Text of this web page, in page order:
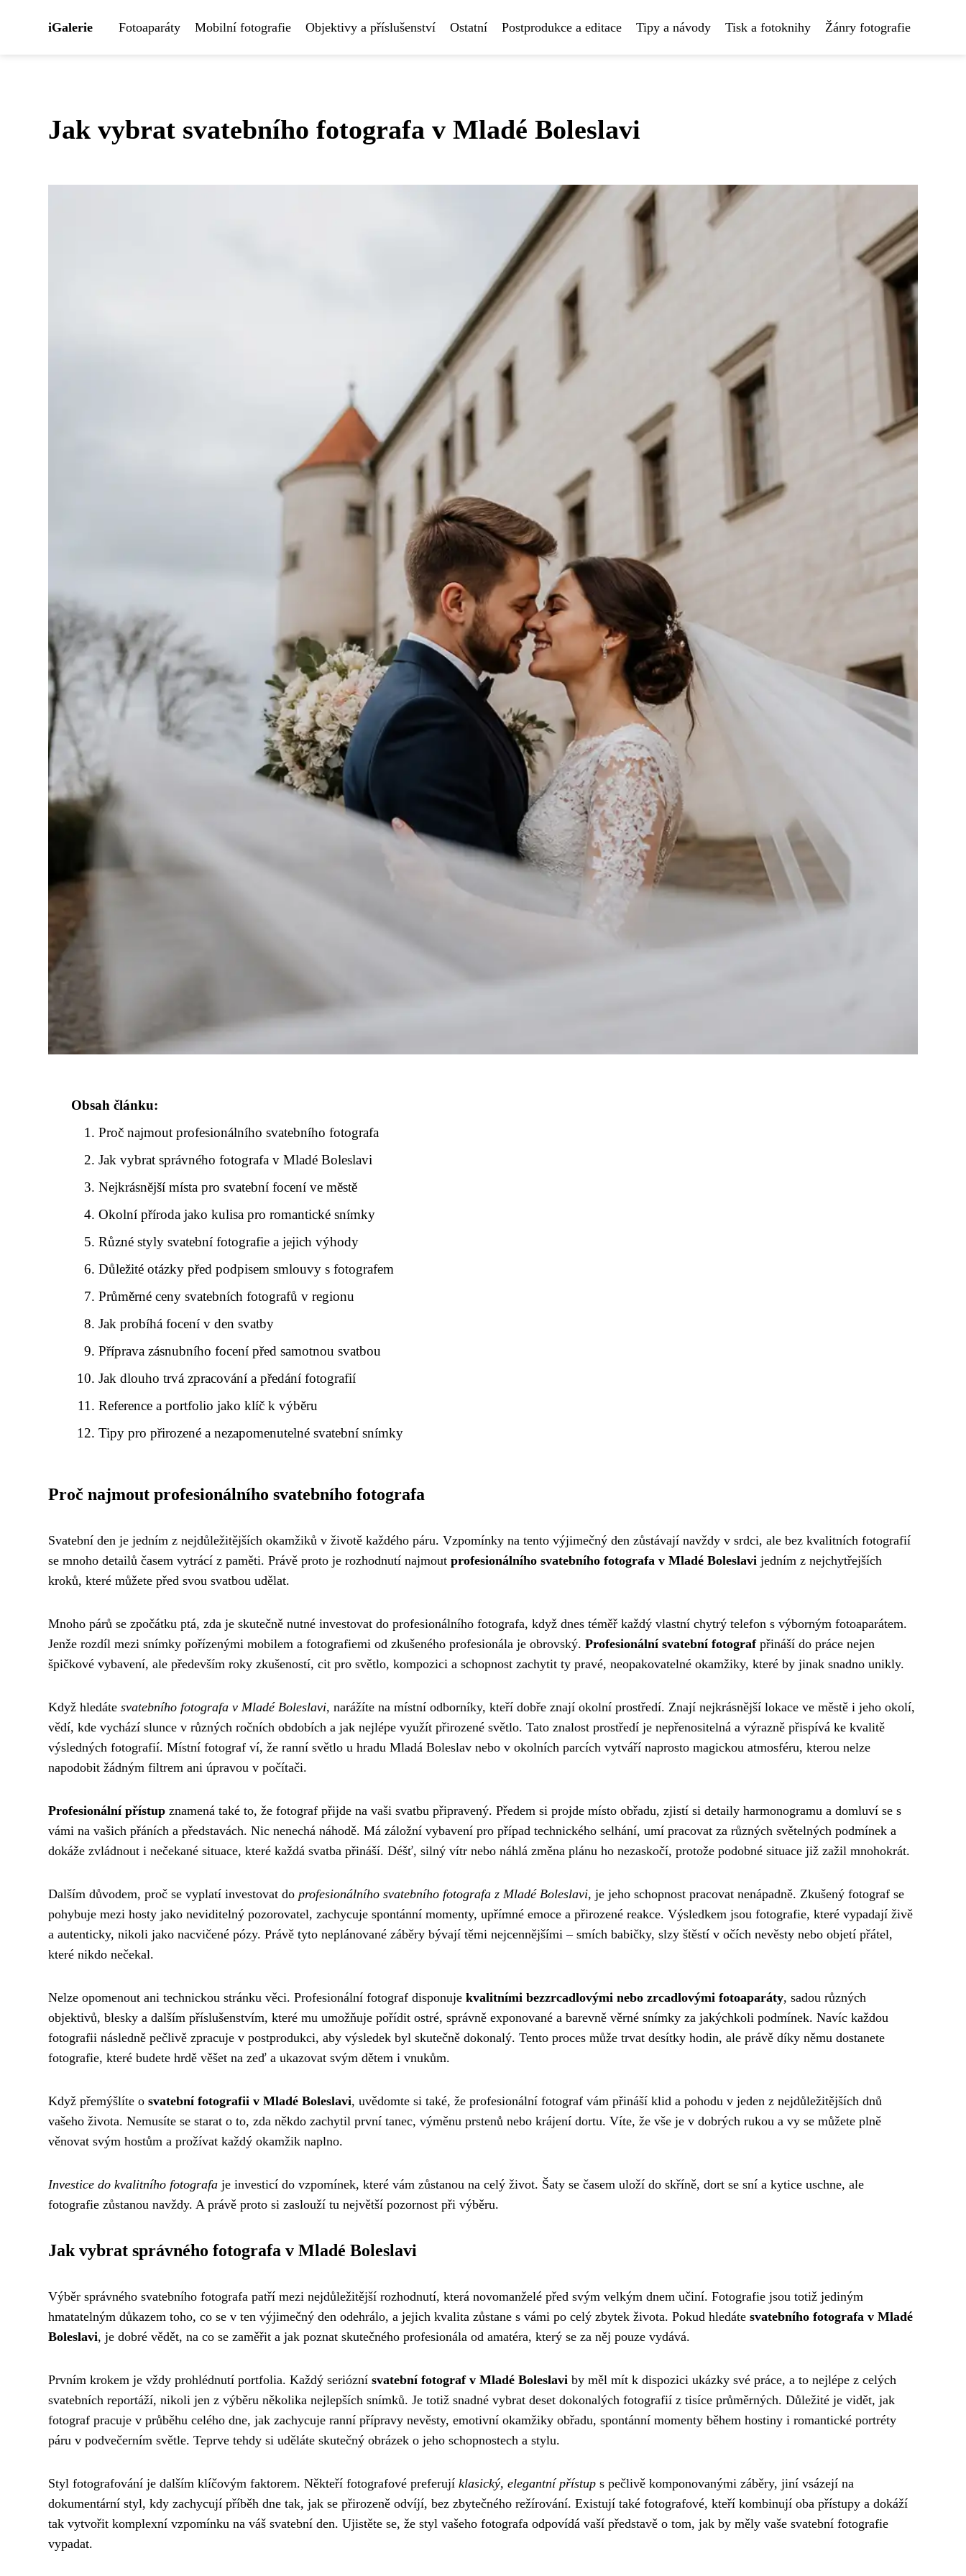
iGalerie Fotoaparáty Mobilní fotografie Objektivy a příslušenství Ostatní Postprodukce a editace Tipy a návody Tisk a fotoknihy Žánry fotografie
Jak vybrat svatebního fotografa v Mladé Boleslavi
Obsah článku:
Proč najmout profesionálního svatebního fotografa
Jak vybrat správného fotografa v Mladé Boleslavi
Nejkrásnější místa pro svatební focení ve městě
Okolní příroda jako kulisa pro romantické snímky
Různé styly svatební fotografie a jejich výhody
Důležité otázky před podpisem smlouvy s fotografem
Průměrné ceny svatebních fotografů v regionu
Jak probíhá focení v den svatby
Příprava zásnubního focení před samotnou svatbou
Jak dlouho trvá zpracování a předání fotografií
Reference a portfolio jako klíč k výběru
Tipy pro přirozené a nezapomenutelné svatební snímky
Proč najmout profesionálního svatebního fotografa
Svatební den je jedním z nejdůležitějších okamžiků v životě každého páru. Vzpomínky na tento výjimečný den zůstávají navždy v srdci, ale bez kvalitních fotografií
se mnoho detailů časem vytrácí z paměti. Právě proto je rozhodnutí najmout profesionálního svatebního fotografa v Mladé Boleslavi jedním z nejchytřejších
kroků, které můžete před svou svatbou udělat.
Mnoho párů se zpočátku ptá, zda je skutečně nutné investovat do profesionálního fotografa, když dnes téměř každý vlastní chytrý telefon s výborným fotoaparátem.
Jenže rozdíl mezi snímky pořízenými mobilem a fotografiemi od zkušeného profesionála je obrovský. Profesionální svatební fotografpřináší do práce nejen
špičkové vybavení, ale především roky zkušeností, cit pro světlo, kompozici a schopnost zachytit ty pravé, neopakovatelné okamžiky, které by jinak snadno unikly.
Když hledáte svatebního fotografa v Mladé Boleslavi, narážíte na místní odborníky, kteří dobře znají okolní prostředí. Znají nejkrásnější lokace ve městě i jeho okolí,
vědí, kde vychází slunce v různých ročních obdobích a jak nejlépe využít přirozené světlo. Tato znalost prostředí je nepřenositelná a výrazně přispívá ke kvalitě
výsledných fotografií. Místní fotograf ví, že ranní světlo u hradu Mladá Boleslav nebo v okolních parcích vytváří naprosto magickou atmosféru, kterou nelze
napodobit žádným filtrem ani úpravou v počítači.
Profesionální přístup znamená také to, že fotograf přijde na vaši svatbu připravený. Předem si projde místo obřadu, zjistí si detaily harmonogramu a domluví se s
vámi na vašich přáních a představách. Nic nenechá náhodě. Má záložní vybavení pro případ technického selhání, umí pracovat za různých světelných podmínek a
dokáže zvládnout i nečekané situace, které každá svatba přináší. Déšť, silný vítr nebo náhlá změna plánu ho nezaskočí, protože podobné situace již zažil mnohokrát.
Dalším důvodem, proč se vyplatí investovat do profesionálního svatebního fotografa z Mladé Boleslavi, je jeho schopnost pracovat nenápadně. Zkušený fotograf se
pohybuje mezi hosty jako neviditelný pozorovatel, zachycuje spontánní momenty, upřímné emoce a přirozené reakce. Výsledkem jsou fotografie, které vypadají živě
a autenticky, nikoli jako nacvičené pózy. Právě tyto neplánované záběry bývají těmi nejcennějšími – smích babičky, slzy štěstí v očích nevěsty nebo objetí přátel,
které nikdo nečekal.
Nelze opomenout ani technickou stránku věci. Profesionální fotograf disponuje kvalitními bezzrcadlovými nebo zrcadlovými fotoaparáty, sadou různých
objektivů, blesky a dalším příslušenstvím, které mu umožňuje pořídit ostré, správně exponované a barevně věrné snímky za jakýchkoli podmínek. Navíc každou
fotografii následně pečlivě zpracuje v postprodukci, aby výsledek byl skutečně dokonalý. Tento proces může trvat desítky hodin, ale právě díky němu dostanete
fotografie, které budete hrdě věšet na zeď a ukazovat svým dětem i vnukům.
Když přemýšlíte o svatební fotografii v Mladé Boleslavi, uvědomte si také, že profesionální fotograf vám přináší klid a pohodu v jeden z nejdůležitějších dnů
vašeho života. Nemusíte se starat o to, zda někdo zachytil první tanec, výměnu prstenů nebo krájení dortu. Víte, že vše je v dobrých rukou a vy se můžete plně
věnovat svým hostům a prožívat každý okamžik naplno.
Investice do kvalitního fotografa je investicí do vzpomínek, které vám zůstanou na celý život. Šaty se časem uloží do skříně, dort se sní a kytice uschne, ale
fotografie zůstanou navždy. A právě proto si zaslouží tu největší pozornost při výběru.
Jak vybrat správného fotografa v Mladé Boleslavi
Výběr správného svatebního fotografa patří mezi nejdůležitější rozhodnutí, která novomanželé před svým velkým dnem učiní. Fotografie jsou totiž jediným
hmatatelným důkazem toho, co se v ten výjimečný den odehrálo, a jejich kvalita zůstane s vámi po celý zbytek života. Pokud hledáte svatebního fotografa v Mladé
Boleslavi, je dobré vědět, na co se zaměřit a jak poznat skutečného profesionála od amatéra, který se za něj pouze vydává.
Prvním krokem je vždy prohlédnutí portfolia. Každý seriózní svatební fotograf v Mladé Boleslavi by měl mít k dispozici ukázky své práce, a to nejlépe z celých
svatebních reportáží, nikoli jen z výběru několika nejlepších snímků. Je totiž snadné vybrat deset dokonalých fotografií z tisíce průměrných. Důležité je vidět, jak
fotograf pracuje v průběhu celého dne, jak zachycuje ranní přípravy nevěsty, emotivní okamžiky obřadu, spontánní momenty během hostiny i romantické portréty
páru v podvečerním světle. Teprve tehdy si uděláte skutečný obrázek o jeho schopnostech a stylu.
Styl fotografování je dalším klíčovým faktorem. Někteří fotografové preferují klasický, elegantní přístup s pečlivě komponovanými záběry, jiní vsázejí na
dokumentární styl, kdy zachycují příběh dne tak, jak se přirozeně odvíjí, bez zbytečného režírování. Existují také fotografové, kteří kombinují oba přístupy a dokáží
tak vytvořit komplexní vzpomínku na váš svatební den. Ujistěte se, že styl vašeho fotografa odpovídá vaší představě o tom, jak by měly vaše svatební fotografie
vypadat.